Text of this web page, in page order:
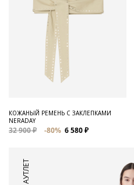
КОЖАНЫЙ РЕМЕНЬ С ЗАКЛЕПКАМИ
NERADAY
32 900 ₽ -80% 6 580 ₽
АУТЛЕТ